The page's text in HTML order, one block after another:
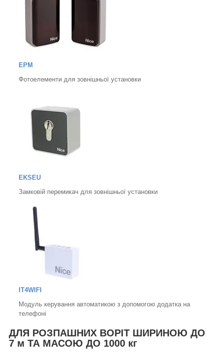
ДЛЯ РОЗПАШНИХ ВОРІТ ШИРИНОЮ ДО
7 м ТА МАСОЮ ДО 1000 кг
EPM
Фотоелементи для зовнішньої установки
EKSEU
Замковій перемикач для зовнішньої установки
IT4WIFI
Модуль керування автоматикою з допомогою додатка на
телефоні